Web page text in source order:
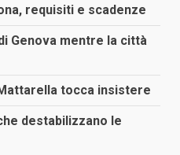
requisiti e scadenze
Genova mentre la città
tocca insistere
destabilizzano le